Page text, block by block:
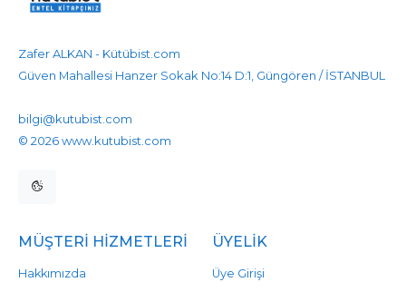
Zafer ALKAN - Kütübist.com
Güven Mahallesi Hanzer Sokak No:14 D:1, Güngören / İSTANBUL
bilgi@kutubist.com
© 2026 www.kutubist.com
MÜŞTERI HIZMETLERI
Hakkımızda
ÜYELIK
Üye Girişi